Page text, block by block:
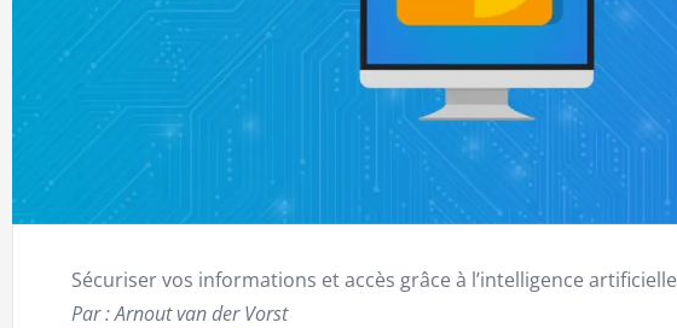
Sécuriser vos informations et accès grâce à l’intelligence artificielle
Par : Arnout van der Vorst